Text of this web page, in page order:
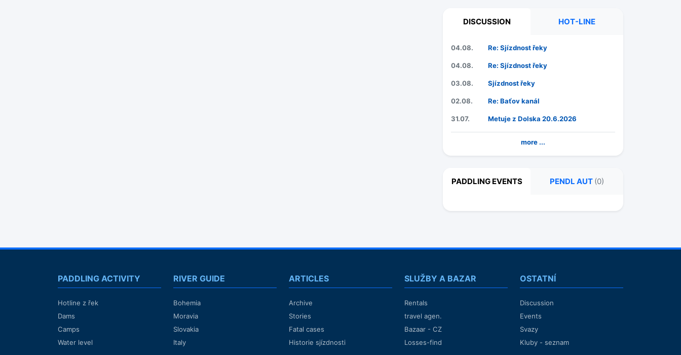
DISCUSSION HOT-LINE
04.08. Re: Sjízdnost řeky
04.08. Re: Sjízdnost řeky
03.08. Sjízdnost řeky
02.08. Re: Baťov kanál
31.07. Metuje z Dolska 20.6.2026
more ...
PADDLING EVENTS PENDL AUT (0)
PADDLING ACTIVITY
Hotline z řek
Dams
Camps
Water level
RIVER GUIDE
Bohemia
Moravia
Slovakia
Italy
ARTICLES
Archive
Stories
Fatal cases
Historie sjízdnosti
SLUŽBY A BAZAR
Rentals
travel agen.
Bazaar - CZ
Losses-find
OSTATNÍ
Discussion
Events
Svazy
Kluby - seznam